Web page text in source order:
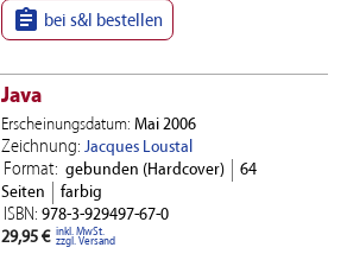
 bei s&l bestellen
Java
Erscheinungsdatum: Mai 2006
Zeichnung: Jacques Loustal
Format: gebunden (Hardcover)
64
Seiten
farbig
ISBN: 978-3-929497-67-0
29,95 € inkl. MwSt.
zzgl. Versand